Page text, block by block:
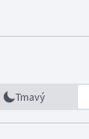
Tmavý